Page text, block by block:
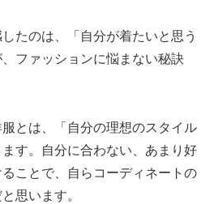
たのは、「自分が着たいと思う
ファッションに悩まない秘訣
とは、「自分の理想のスタイル
す。自分に合わない、あまり好
ことで、自らコーディネートの
思います。